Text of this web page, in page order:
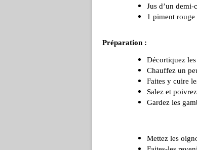
Jus d’un
1 piment
Préparation :
Décortiquez
Chauffez un
Faites y cuire
Salez et
Gardez les
Mettez les